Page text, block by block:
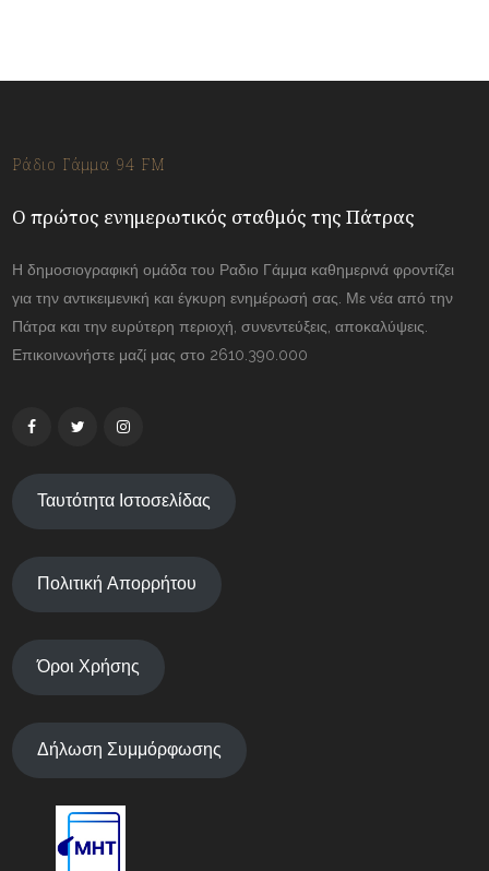
Ράδιο Γάμμα 94 FM
Ο πρώτος ενημερωτικός σταθμός της Πάτρας
Η δημοσιογραφική ομάδα του Ραδιο Γάμμα καθημερινά φροντίζει
για την αντικειμενική και έγκυρη ενημέρωσή σας. Με νέα από την
Πάτρα και την ευρύτερη περιοχή, συνεντεύξεις, αποκαλύψεις.
Επικοινωνήστε μαζί μας στο 2610.390.000
Ταυτότητα Ιστοσελίδας
Πολιτική Απορρήτου
Όροι Χρήσης
Δήλωση Συμμόρφωσης